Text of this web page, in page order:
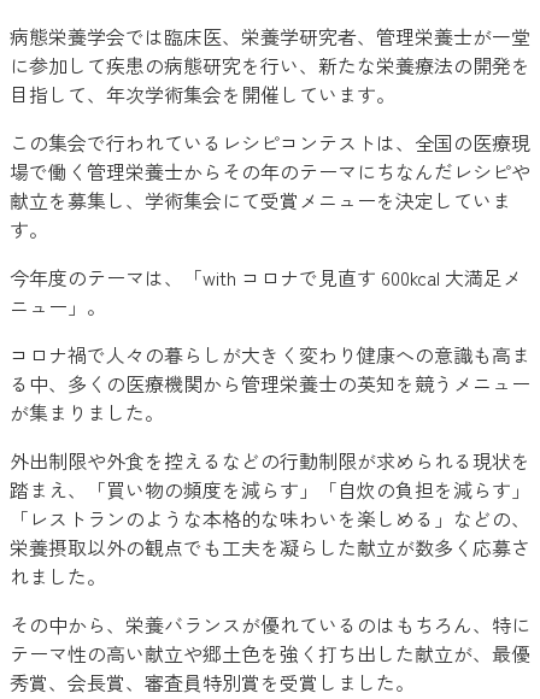
病態栄養学会では臨床医、栄養学研究者、管理栄養士が一堂
に参加して疾患の病態研究を行い、新たな栄養療法の開発を
目指して、年次学術集会を開催しています。
この集会で行われているレシピコンテストは、全国の医療現
場で働く管理栄養士からその年のテーマにちなんだレシピや
献立を募集し、学術集会にて受賞メニューを決定していま
す。
今年度のテーマは、「with コロナで見直す 600kcal 大満足メ
ニュー」。
コロナ禍で人々の暮らしが大きく変わり健康への意識も高ま
る中、多くの医療機関から管理栄養士の英知を競うメニュー
が集まりました。
外出制限や外食を控えるなどの行動制限が求められる現状を
踏まえ、「買い物の頻度を減らす」「自炊の負担を減らす」
「レストランのような本格的な味わいを楽しめる」などの、
栄養摂取以外の観点でも工夫を凝らした献立が数多く応募さ
れました。
その中から、栄養バランスが優れているのはもちろん、特に
テーマ性の高い献立や郷土色を強く打ち出した献立が、最優
秀賞、会長賞、審査員特別賞を受賞しました。